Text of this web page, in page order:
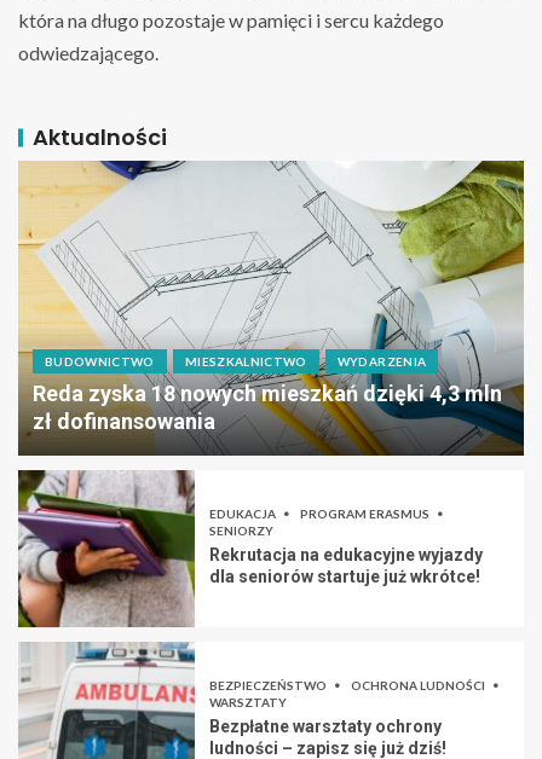
która na długo pozostaje w pamięci i sercu każdego
odwiedzającego.
Aktualności
BUDOWNICTWO MIESZKALNICTWO WYDARZENIA
Reda zyska 18 nowych mieszkań dzięki 4,3 mln
zł dofinansowania
EDUKACJA
PROGRAM ERASMUS
SENIORZY
Rekrutacja na edukacyjne wyjazdy
dla seniorów startuje już wkrótce!
BEZPIECZEŃSTWO
OCHRONA LUDNOŚCI
WARSZTATY
Bezpłatne warsztaty ochrony
ludności – zapisz się już dziś!